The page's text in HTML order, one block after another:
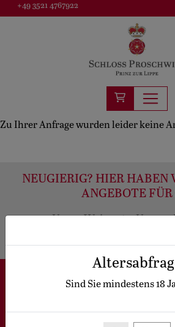
+49 3521 4767922
Sind Sie mindestens18
Zu Ihrer Anfrage wurden leider keine
NEUGIERIG? HIER HABEN
ANGEBOTE FÜR
Unser Weingut
Unsere